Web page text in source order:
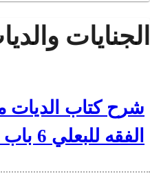
الجنايات
شرح كتاب الديات
الفقه للبعلي 6 باب الردة